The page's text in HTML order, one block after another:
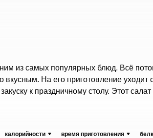
из самых популярных блюд. Всё
вкусным. На его приготовление
к праздничному столу. Этот
калорийности время приготовления